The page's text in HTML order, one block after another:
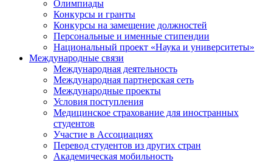
Олимпиады
Конкурсы и гранты
Конкурсы на замещение должностей
Персональные и именные стипендии
Национальный проект «Наука и университеты»
Международные связи
Международная деятельность
Международная партнерская сеть
Международные проекты
Условия поступления
Медицинское страхование для иностранных
студентов
Участие в Ассоциациях
Перевод студентов из других стран
Академическая мобильность